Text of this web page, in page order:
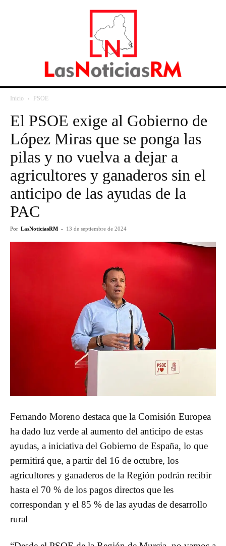
Inicio PSOE
El PSOE exige al Gobierno de
López Miras que se ponga las
pilas y no vuelva a dejar a
agricultores y ganaderos sin el
anticipo de las ayudas de la
PAC
Por LasNoticiasRM - 13 de septiembre de 2024
Fernando Moreno destaca que la Comisión Europea
ha dado luz verde al aumento del anticipo de estas
ayudas, a iniciativa del Gobierno de España, lo que
permitirá que, a partir del 16 de octubre, los
agricultores y ganaderos de la Región podrán recibir
hasta el 70 % de los pagos directos que les
correspondan y el 85 % de las ayudas de desarrollo
rural